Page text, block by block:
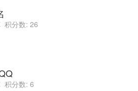
积分数: 26
积分数: 6